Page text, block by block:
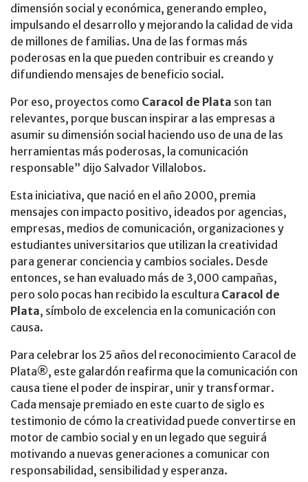
dimensión social y económica, generando empleo,
impulsando el desarrollo y mejorando la calidad de vida
de millones de familias. Una de las formas más
poderosas en la que pueden contribuir es creando y
difundiendo mensajes de beneficio social.
Por eso, proyectos como Caracol de Plata son tan
relevantes, porque buscan inspirar a las empresas a
asumir su dimensión social haciendo uso de una de las
herramientas más poderosas, la comunicación
responsable” dijo Salvador Villalobos.
Esta iniciativa, que nació en el año 2000, premia
mensajes con impacto positivo, ideados por agencias,
empresas, medios de comunicación, organizaciones y
estudiantes universitarios que utilizan la creatividad
para generar conciencia y cambios sociales. Desde
entonces, se han evaluado más de 3,000 campañas,
pero solo pocas han recibido la escultura Caracol de
Plata, símbolo de excelencia en la comunicación con
causa.
Para celebrar los 25 años del reconocimiento Caracol de
Plata®, este galardón reafirma que la comunicación con
causa tiene el poder de inspirar, unir y transformar.
Cada mensaje premiado en este cuarto de siglo es
testimonio de cómo la creatividad puede convertirse en
motor de cambio social y en un legado que seguirá
motivando a nuevas generaciones a comunicar con
responsabilidad, sensibilidad y esperanza.